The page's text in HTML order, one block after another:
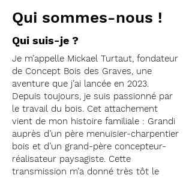
Qui sommes-nous !
Qui suis-je ?
Je m’appelle Mickael Turtaut, fondateur
de Concept Bois des Graves, une
aventure que j’ai lancée en 2023.
Depuis toujours, je suis passionné par
le travail du bois. Cet attachement
vient de mon histoire familiale : Grandi
auprès d’un père menuisier-charpentier
bois et d’un grand-père concepteur-
réalisateur paysagiste. Cette
transmission m’a donné très tôt le